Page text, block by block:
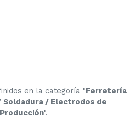
en la categoría "Ferretería
Soldadura / Electrodos de
Producción".